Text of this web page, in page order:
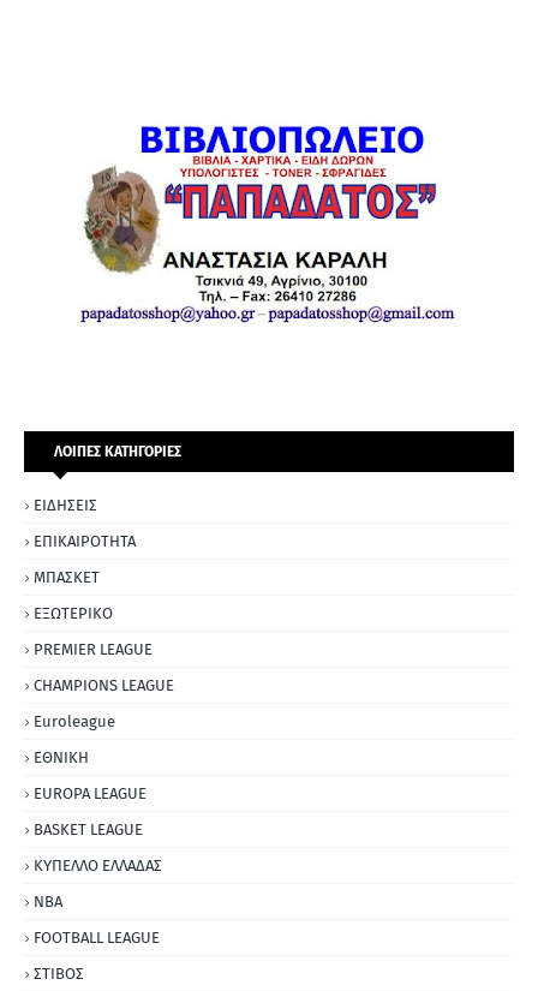
ΛΟΙΠΕΣ ΚΑΤΗΓΟΡΙΕΣ
ΕΙΔΗΣΕΙΣ
ΕΠΙΚΑΙΡΟΤΗΤΑ
ΜΠΑΣΚΕΤ
ΕΞΩΤΕΡΙΚΟ
PREMIER LEAGUE
CHAMPIONS LEAGUE
Euroleague
ΕΘΝΙΚΗ
EUROPA LEAGUE
BASKET LEAGUE
ΚΥΠΕΛΛΟ ΕΛΛΑΔΑΣ
NBA
FOOTBALL LEAGUE
ΣΤΙΒΟΣ